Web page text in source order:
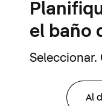
el baño
Seleccionar.
Al